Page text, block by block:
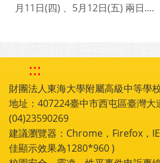
月11日(四) 、5月12日(五) 兩日....
:::
財團法人東海大學附屬高級中等學
地址：407224臺中市西屯區臺灣大
(04)23590269
建議瀏覽器：Chrome，Firefox，
佳顯示效果為1280*960 )